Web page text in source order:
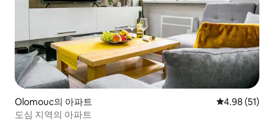
Olomouc의 아파트 평점 4.98점
4.98 (51)
도심 지역의 아파트